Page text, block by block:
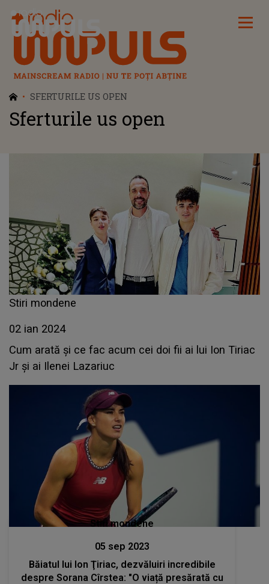
Radio Impuls
SFERTURILE US OPEN
Sferturile us open
Stiri mondene
02 ian 2024
Cum arată și ce fac acum cei doi fii ai lui Ion Tiriac
Jr și ai Ilenei Lazariuc
Stiri mondene
05 sep 2023
Băiatul lui Ion Ţiriac, dezvăluiri incredibile
despre Sorana Cîrstea: "O viață presărată cu